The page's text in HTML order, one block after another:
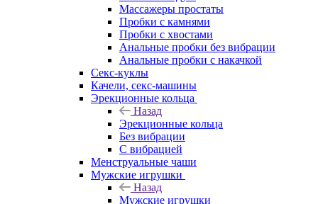
Массажеры простаты
Пробки с камнями
Пробки с хвостами
Анальные пробки без вибрации
Анальные пробки с накачкой
Секс-куклы
Качели, секс-машины
Эрекционные кольца
Назад
Эрекционные кольца
Без вибрации
С вибрацией
Менструальные чаши
Мужские игрушки
Назад
Мужские игрушки